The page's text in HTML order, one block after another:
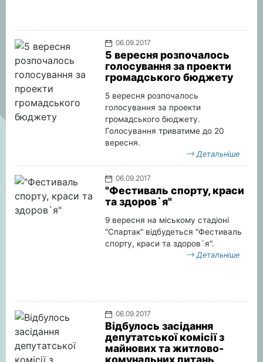
06.09.2017
5 вересня розпочалось
голосування за проекти
громадського бюджету
5 вересня розпочалось
голосування за проекти
громадського бюджету.
Голосування триватиме до 20
вересня.
Детальніше
06.09.2017
"Фестиваль спорту, краси
та здоров`я"
9 вересня на міському стадіоні
"Спартак" відбудеться "Фестиваль
спорту, краси та здоров`я".
Детальніше
06.09.2017
Відбулось засідання
депутатської комісії з
майнових та житлово-
комунальних питань,